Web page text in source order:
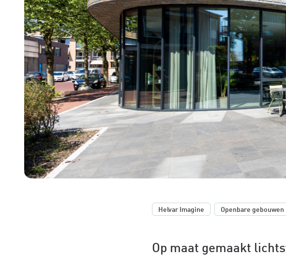
Helvar Imagine Openbare gebouwen
Op maat gemaakt